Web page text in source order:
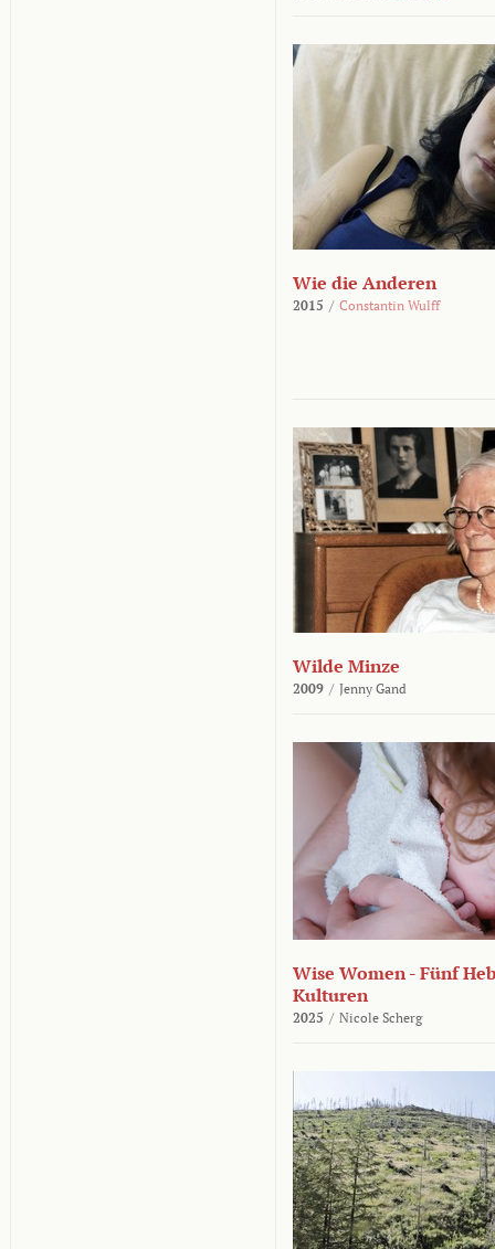
Wie die Anderen
2015 / Constantin Wulff
Wilde Minze
2009 / Jenny Gand
Wise Women - Fünf
Kulturen
2025 / Nicole Scherg